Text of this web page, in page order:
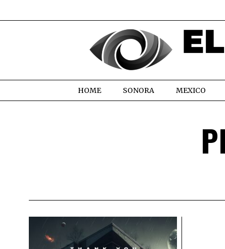
HOME SONORA MEXICO